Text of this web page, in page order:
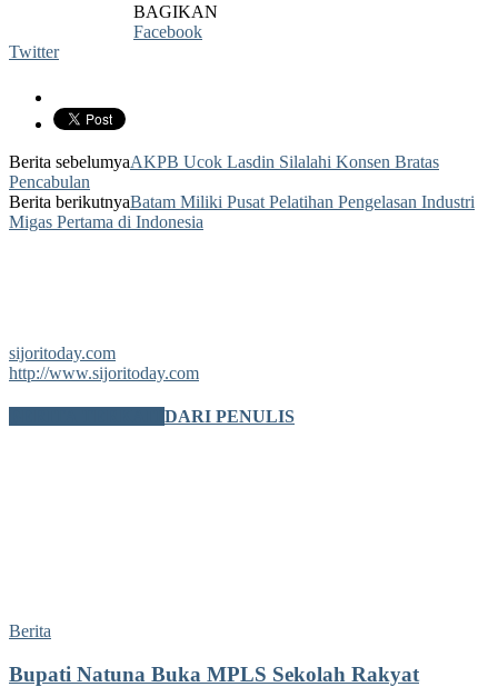
BAGIKAN
Facebook
Twitter
Berita sebelumyaAKPB Ucok Lasdin Silalahi Konsen Bratas
Pencabulan
Berita berikutnyaBatam Miliki Pusat Pelatihan Pengelasan Industri
Migas Pertama di Indonesia
sijoritoday.com
http://www.sijoritoday.com
DARI PENULIS
Berita
Bupati Natuna Buka MPLS Sekolah Rakyat